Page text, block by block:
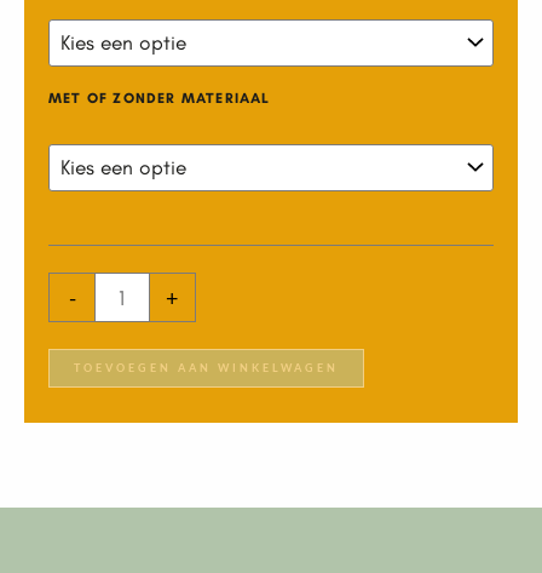
MET OF ZONDER MATERIAAL
-
Lelie
+
TOEVOEGEN AAN WINKELWAGEN